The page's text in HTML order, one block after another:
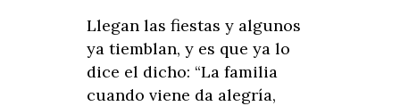
Llegan las fiestas y algunos
ya tiemblan, y es que ya lo
dice el dicho: “La familia
cuando viene da alegría,